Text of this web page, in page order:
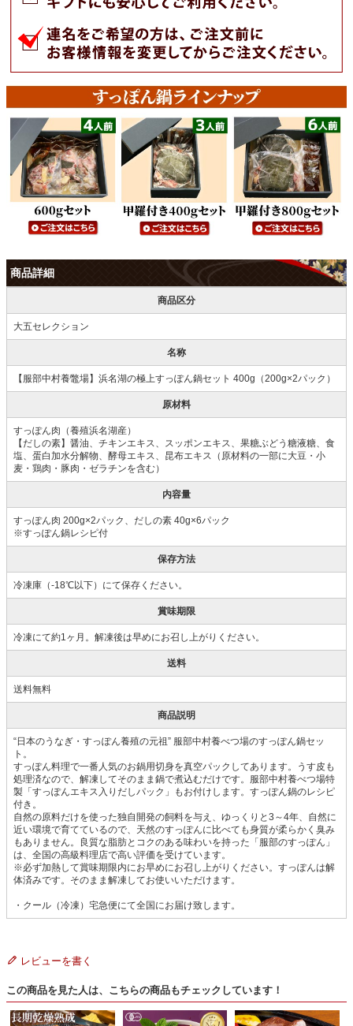
商品詳細
商品区分
大五セレクション
名称
【服部中村養鼈場】浜名湖の極上すっぽん鍋セット 400g（200g×2パック）
原材料
すっぽん肉（養殖浜名湖産）
【だしの素】醤油、チキンエキス、スッポンエキス、果糖ぶどう糖液糖、食
塩、蛋白加水分解物、酵母エキス、昆布エキス（原材料の一部に大豆・小
麦・鶏肉・豚肉・ゼラチンを含む）
内容量
すっぽん肉 200g×2パック、だしの素 40g×6パック
※すっぽん鍋レシピ付
保存方法
冷凍庫（-18℃以下）にて保存ください。
賞味期限
冷凍にて約1ヶ月。解凍後は早めにお召し上がりください。
送料
送料無料
商品説明
“日本のうなぎ・すっぽん養殖の元祖” 服部中村養べつ場のすっぽん鍋セッ
ト。
すっぽん料理で一番人気のお鍋用切身を真空パックしてあります。うす皮も
処理済なので、解凍してそのまま鍋で煮込むだけです。服部中村養べつ場特
製「すっぽんエキス入りだしパック」もお付けします。すっぽん鍋のレシピ
付き。
自然の原料だけを使った独自開発の飼料を与え、ゆっくりと3～4年、自然に
近い環境で育てているので、天然のすっぽんに比べても身質が柔らかく臭み
もありません。良質な脂肪とコクのある味わいを持った「服部のすっぽん」
は、全国の高級料理店で高い評価を受けています。
※必ず加熱して賞味期限内にお早めにお召し上がりください。すっぽんは解
体済みです。そのまま解凍してお使いいただけます。
・クール（冷凍）宅急便にて全国にお届け致します。
レビューを書く
この商品を見た人は、こちらの商品もチェックしています！